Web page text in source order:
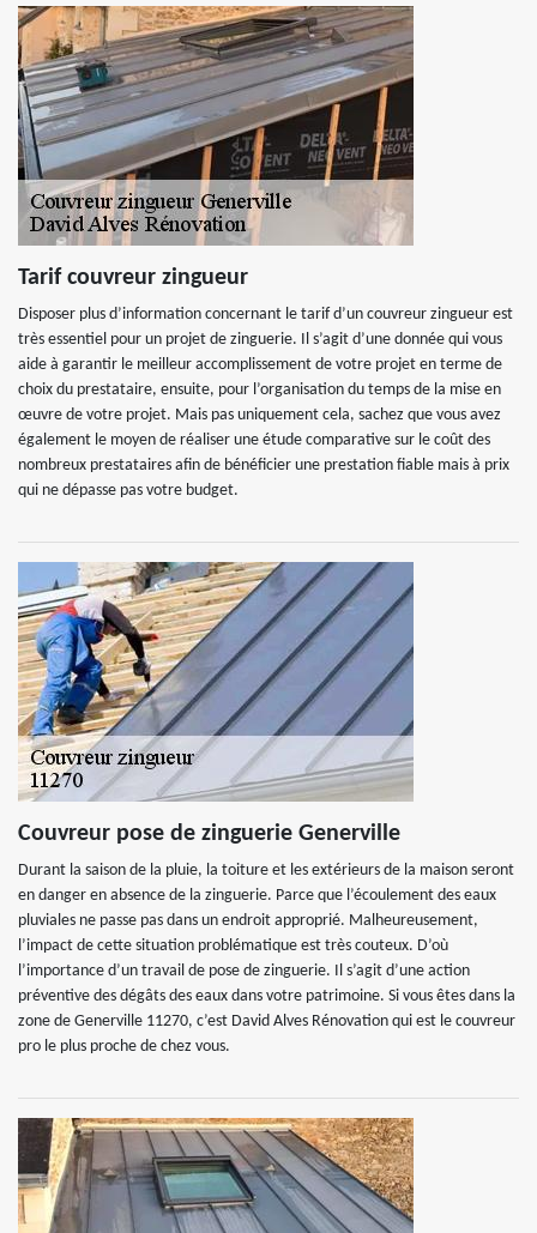
Tarif couvreur zingueur
Disposer plus d’information concernant le tarif d’un couvreur zingueur est
très essentiel pour un projet de zinguerie. Il s’agit d’une donnée qui vous
aide à garantir le meilleur accomplissement de votre projet en terme de
choix du prestataire, ensuite, pour l’organisation du temps de la mise en
œuvre de votre projet. Mais pas uniquement cela, sachez que vous avez
également le moyen de réaliser une étude comparative sur le coût des
nombreux prestataires afin de bénéficier une prestation fiable mais à prix
qui ne dépasse pas votre budget.
Couvreur pose de zinguerie Generville
Durant la saison de la pluie, la toiture et les extérieurs de la maison seront
en danger en absence de la zinguerie. Parce que l’écoulement des eaux
pluviales ne passe pas dans un endroit approprié. Malheureusement,
l’impact de cette situation problématique est très couteux. D’où
l’importance d’un travail de pose de zinguerie. Il s’agit d’une action
préventive des dégâts des eaux dans votre patrimoine. Si vous êtes dans la
zone de Generville 11270, c’est David Alves Rénovation qui est le couvreur
pro le plus proche de chez vous.